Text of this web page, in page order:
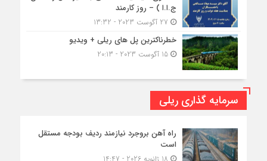
ج.ا.ا ) – روز کارمند
خطرناکترین پل های ریلی + ویدیو
15 آگوست 2023 - 20:13
سرمایه گذاری ریلی
راه آهن بروجرد نیازمند ردیف بودجه مستقل
است